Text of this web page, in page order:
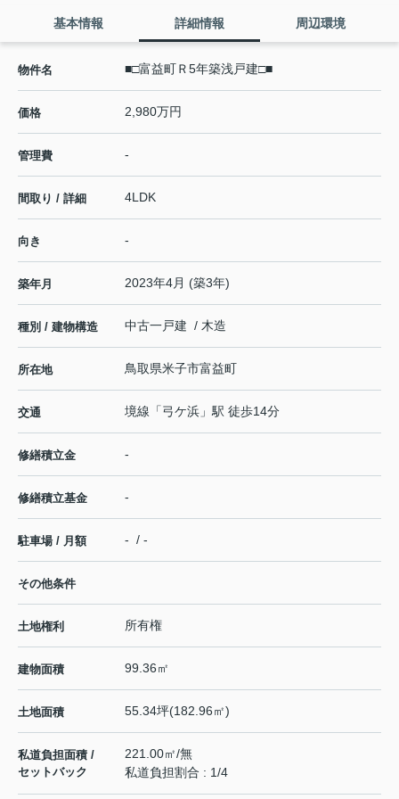
基本情報 詳細情報 周辺環境
物件名 ■□富益町Ｒ5年築浅戸建□■
価格 2,980万円
管理費 -
間取り / 詳細 4LDK
向き -
築年月 2023年4月 (築3年)
種別 / 建物構造 中古一戸建 / 木造
所在地 鳥取県米子市富益町
交通 境線 「弓ケ浜 」駅 徒歩14分
修繕積立金 -
修繕積立基金 -
駐車場 / 月額 - / -
その他条件
土地権利 所有権
建物面積 99.36㎡
土地面積 55.34坪(182.96㎡)
私道負担面積 /
セットバック
221.00㎡/無
私道負担割合 : 1/4